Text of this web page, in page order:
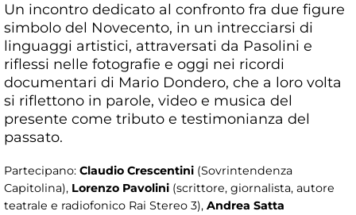
Un incontro dedicato al confronto fra due figure
simbolo del Novecento, in un intrecciarsi di
linguaggi artistici, attraversati da Pasolini e
riflessi nelle fotografie e oggi nei ricordi
documentari di Mario Dondero, che a loro volta
si riflettono in parole, video e musica del
presente come tributo e testimonianza del
passato.
Partecipano: Claudio Crescentini (Sovrintendenza
Capitolina), Lorenzo Pavolini (scrittore, giornalista, autore
teatrale e radiofonico Rai Stereo 3), Andrea Satta